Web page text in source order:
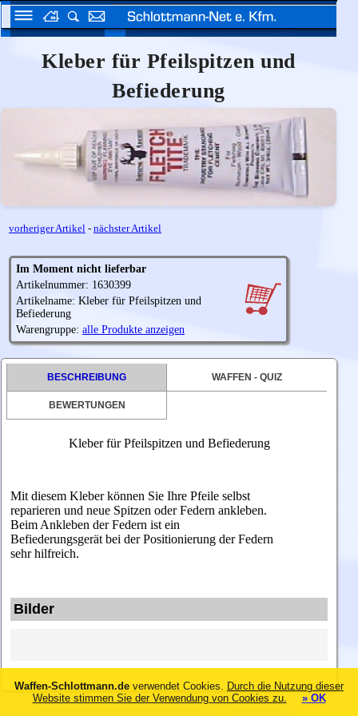
Kleber für Pfeilspitzen und
Befiederung
vorheriger Artikel - nächster Artikel
Im Moment nicht lieferbar
Artikelnummer: 1630399
Artikelname: Kleber für Pfeilspitzen und
Befiederung
Warengruppe: alle Produkte anzeigen
BESCHREIBUNG WAFFEN - QUIZ
BEWERTUNGEN
Kleber für Pfeilspitzen und Befiederung
Mit diesem Kleber können Sie Ihre Pfeile selbst
reparieren und neue Spitzen oder Federn ankleben.
Beim Ankleben der Federn ist ein
Befiederungsgerät bei der Positionierung der Federn
sehr hilfreich.
Bilder
Waffen-Schlottmann.de verwendet Cookies. Durch die Nutzung dieser
Website stimmen Sie der Verwendung von Cookies zu.
» OK